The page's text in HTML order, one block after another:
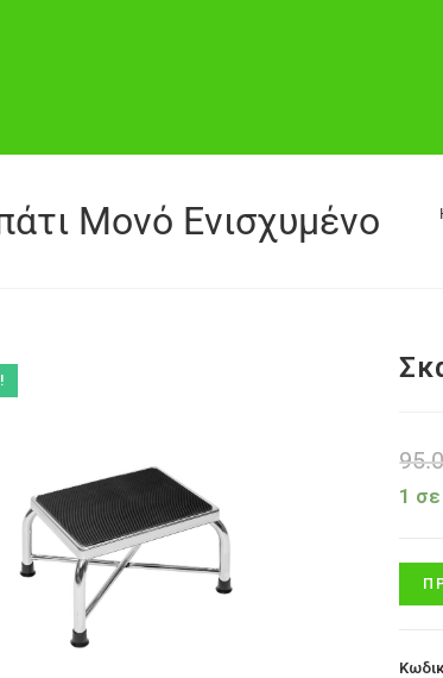
Μονό Ενισχυμένο
1